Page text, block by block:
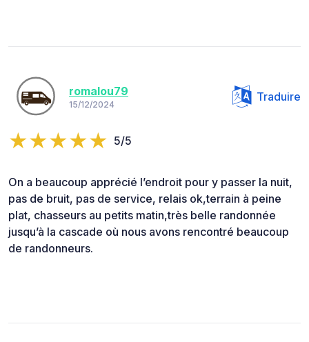
romalou79
15/12/2024
Traduire
5/5
On a beaucoup apprécié l’endroit pour y passer la nuit,
pas de bruit, pas de service, relais ok,terrain à peine
plat, chasseurs au petits matin,très belle randonnée
jusqu’à la cascade où nous avons rencontré beaucoup
de randonneurs.